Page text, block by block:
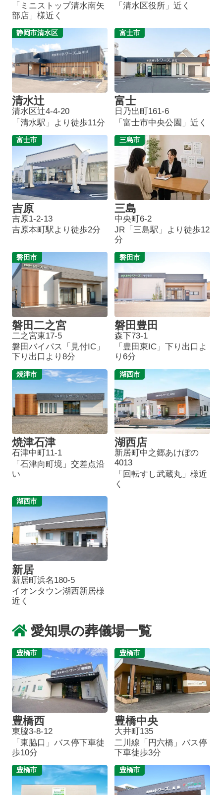
「ミニストップ清水南矢
部店」様近く
「清水区役所」近く
静岡市清水区
清水辻
清水区辻4-4-20
「清水駅」より徒歩11分
富士市
富士
日乃出町161-6
「富士市中央公園」近く
富士市
吉原
吉原1-2-13
吉原本町駅より徒歩2分
三島市
三島
中央町6-2
JR「三島駅」より徒歩12
分
磐田市
磐田二之宮
二之宮東17-5
磐田バイパス「見付IC」
下り出口より8分
磐田市
磐田豊田
森下73-1
「豊田東IC」下り出口よ
り6分
焼津市
焼津石津
石津中町11-1
「石津向町境」交差点沿
い
湖西市
湖西店
新居町中之郷あけぼの
4013
「回転すし武蔵丸」様近
く
湖西市
新居
新居町浜名180-5
イオンタウン湖西新居様
近く
愛知県の葬儀場一覧
豊橋市
豊橋西
東脇3-8-12
「東脇口」バス停下車徒
歩10分
豊橋市
豊橋中央
大井町135
二川線「円六橋」バス停
下車徒歩3分
豊橋市 豊橋市